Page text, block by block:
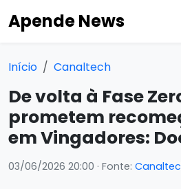
Apende News
Início Canaltech
De volta à Fase
prometem
em Vingadores:
03/06/2026 20:00 · Fonte: